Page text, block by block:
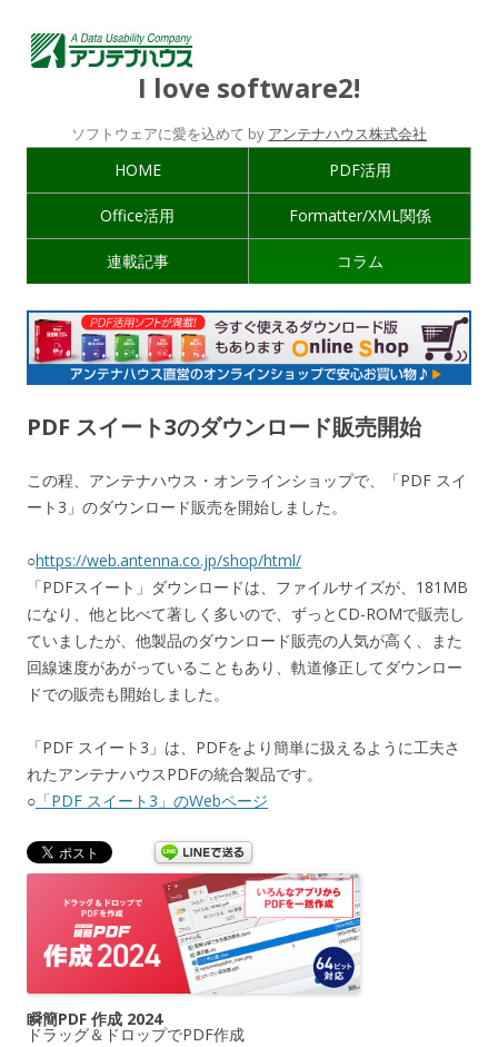
I love software2!
ソフトウェアに愛を込めて by アンテナハウス株式会社
HOME PDF活用
Office活用 Formatter/XML関係
連載記事 コラム
PDF スイート3のダウンロード販売開始
この程、アンテナハウス・オンラインショップで、「PDF スイ
ート3」のダウンロード販売を開始しました。
○https://web.antenna.co.jp/shop/html/
「PDFスイート」ダウンロードは、ファイルサイズが、181MB
になり、他と比べて著しく多いので、ずっとCD-ROMで販売し
ていましたが、他製品のダウンロード販売の人気が高く、また
回線速度があがっていることもあり、軌道修正してダウンロー
ドでの販売も開始しました。
「PDF スイート3」は、PDFをより簡単に扱えるように工夫さ
れたアンテナハウスPDFの統合製品です。
○ 「PDF スイート3」のWebページ
瞬簡PDF 作成 2024
ドラッグ＆ドロップでPDF作成